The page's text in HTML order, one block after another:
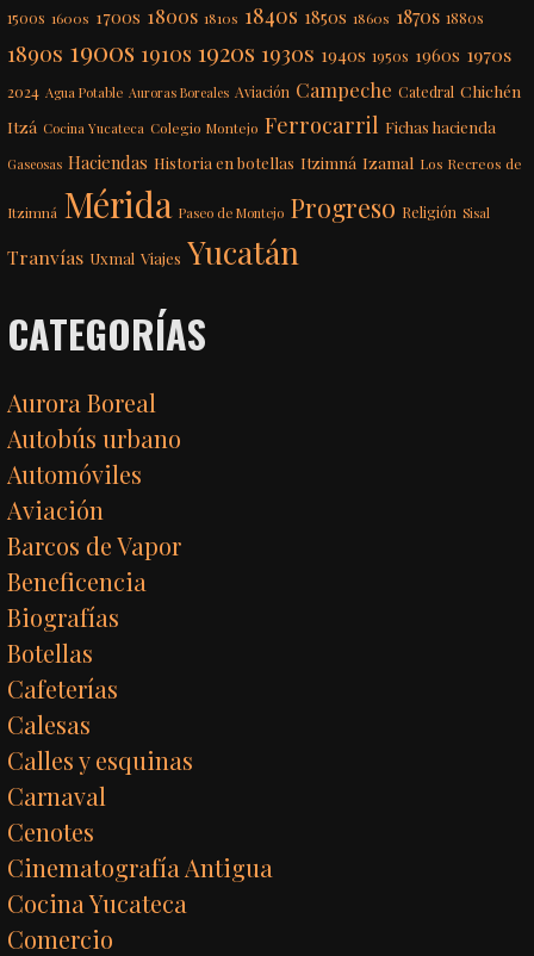
1500s 1600s 1700s 1800s 1810s 1840s 1850s 1860s 1870s 1880s
1890s 1900s 1910s 1920s 1930s 1940s 1950s 1960s 1970s
2024 Agua Potable Auroras Boreales Aviación Campeche Catedral Chichén
Itzá Cocina Yucateca Colegio Montejo Ferrocarril Fichas hacienda
Gaseosas Haciendas Historia en botellas Itzimná Izamal Los Recreos de
Itzimná Mérida Paseo de Montejo Progreso Religión Sisal
Tranvías Uxmal Viajes Yucatán
CATEGORÍAS
Aurora Boreal
Autobús urbano
Automóviles
Aviación
Barcos de Vapor
Beneficencia
Biografías
Botellas
Cafeterías
Calesas
Calles y esquinas
Carnaval
Cenotes
Cinematografía Antigua
Cocina Yucateca
Comercio